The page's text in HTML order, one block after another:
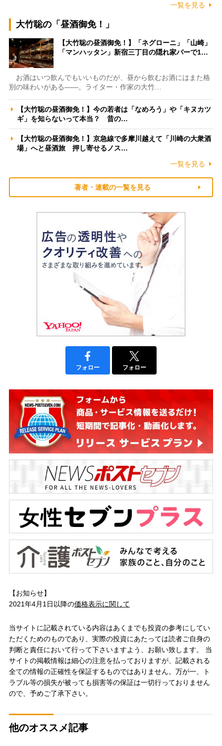
一覧を見る
大竹聡の「昼酒御免！」
【大竹聡の昼酒御免！】「ネグローニ」「山崎」
「マンハッタン」新宿三丁目の隠れ家バーで1…
お酒はいつ飲んでもいいものだが、昼から飲むお酒にはまた格
別の味わいがある――。ライター・作家の大竹…
【大竹聡の昼酒御免！】今の若者は「なめろう」や「キヌカツ
ギ」を知らないって本当？ 昔の…
【大竹聡の昼酒御免！】京急線で多摩川越えて「川崎の大衆酒
場」へと昼酒旅 押し寄せるノス…
一覧を見る
著者・連載の一覧を見る
フォロー フォロー
【お知らせ】
2021年4月1日以降の価格表示に関して
当サイトに記載されている内容はあくまでも投資の参考にしてい
ただくためのものであり、実際の投資にあたっては読者ご自身の
判断と責任において行って下さいますよう、お願い致します。 当
サイトの掲載情報は細心の注意を払っておりますが、記載される
全ての情報の正確性を保証するものではありません。万が一、ト
ラブル等の損失が被っても損害等の保証は一切行っておりません
ので、予めご了承下さい。
他のオススメ記事